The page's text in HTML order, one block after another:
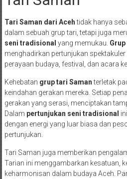
Tari Saman dari Acehtidak hanya
dalam sebuah grup tari, tetapi juga
seni tradisional yang memukau.
menghadirkan pertunjukan
perayaan budaya, festival, dan acara
Kehebatan grup tari Samanterletak
keindahan gerakan mereka. Setiap
gerakan yang serasi, menciptakan
Dalam pertunjukan seni tradisional
dengan energi yang luar biasa dan
pertunjukan.
Tari Saman juga memberikan
Tarian ini menggambarkan kesatuan,
keharmonisan dalam budaya Aceh.